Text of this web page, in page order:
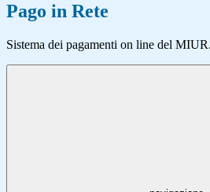
Pago in Rete
Sistema dei pagamenti on line del MIUR.